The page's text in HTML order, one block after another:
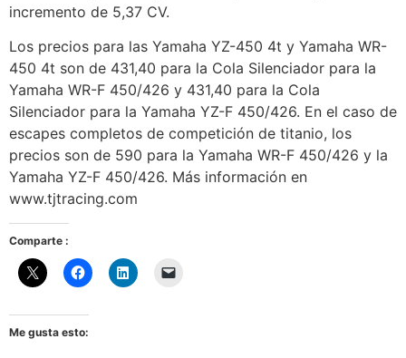
incremento de 5,37 CV.
Los precios para las Yamaha YZ-450 4t y Yamaha WR-
450 4t son de 431,40 para la Cola Silenciador para la
Yamaha WR-F 450/426 y 431,40 para la Cola
Silenciador para la Yamaha YZ-F 450/426. En el caso de
escapes completos de competición de titanio, los
precios son de 590 para la Yamaha WR-F 450/426 y la
Yamaha YZ-F 450/426. Más información en
www.tjtracing.com
Comparte :
Me gusta esto: